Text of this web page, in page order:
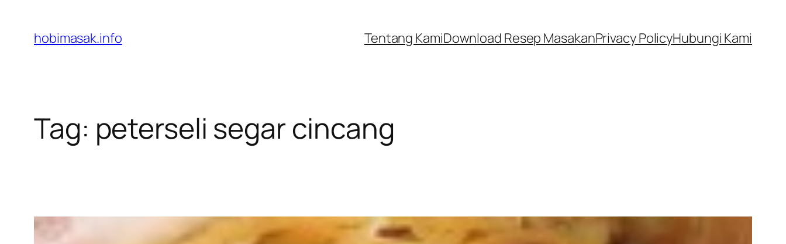
content
hobimasak.info Tentang KamiDownload Resep MasakanPrivacy PolicyHubungi Kami
Tag: peterseli segar cincang